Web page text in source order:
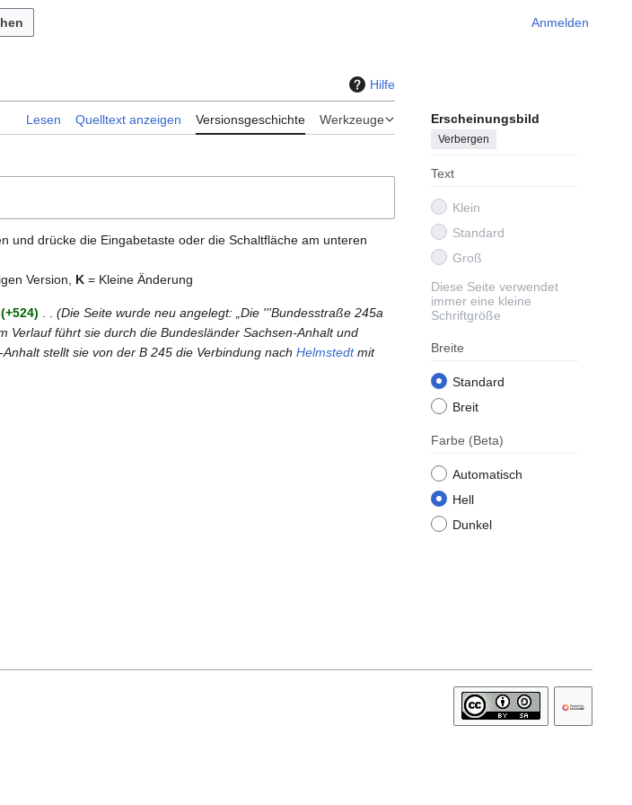
Anmelden
Hilfe
Lesen Quelltext anzeigen Versionsgeschichte Werkzeuge Erscheinungsbild
Verbergen
Text
Klein
Standard
Groß
Diese Seite verwendet
immer eine kleine
Schriftgröße
Breite
Standard
Breit
Farbe (Beta)
Automatisch
Hell
Dunkel
und drücke die Eingabetaste oder die Schaltfläche am unteren
Version, K = Kleine Änderung
+524
Die Seite wurde neu angelegt: „Die '''Bundesstraße 245a
Verlauf führt sie durch die Bundesländer Sachsen-Anhalt und
stellt sie von der B 245 die Verbindung nachHelmstedtmit